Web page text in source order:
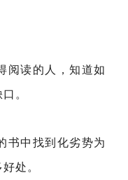
阅读的人，知道如
。
书中找到化劣势为
处。